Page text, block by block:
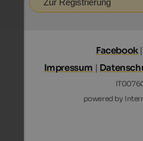
Zur Registrierung
Facebook|
Impressum |
powered by